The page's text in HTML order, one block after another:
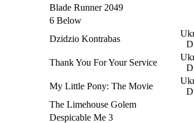
Blade Runner 2049
6 Below
Dzidzio Kontrabas
Thank You For Your Service
My Little Pony: The Movie
The Limehouse Golem
Despicable Me 3